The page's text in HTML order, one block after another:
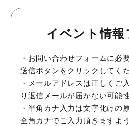
イベント情報
・お問い合わせフォームに必
送信ボタンをクリックしてくだ
・メールアドレスは正しくご
り返信メールが届かない可能
・半角カナ入力は文字化けの
全角カナでご入力頂きますよ